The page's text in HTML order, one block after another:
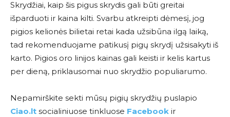
Skrydžiai, kaip šis pigus skrydis gali būti greitai
išparduoti ir kaina kilti. Svarbu atkreipti dėmesį, jog
pigios kelionės bilietai retai kada užsibūna ilgą laiką,
tad rekomenduojame patikusį pigų skrydį užsisakyti iš
karto. Pigios oro linijos kainas gali keisti ir kelis kartus
per dieną, priklausomai nuo skrydžio populiarumo.
Nepamirškite sekti mūsų pigių skrydžių puslapio
Ciao.lt socialiniuose tinkluose Facebook ir